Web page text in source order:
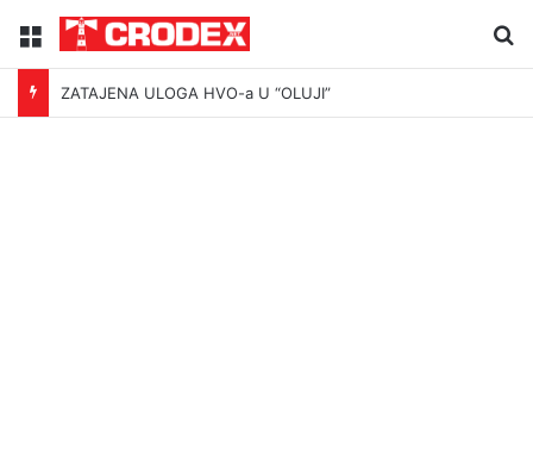
Menu
ZATAJENA ULOGA HVO-a U “OLUJI”